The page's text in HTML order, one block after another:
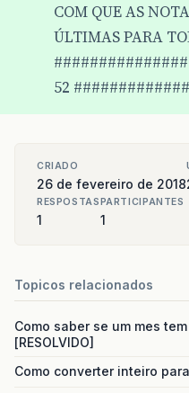
COM QUE AS
ÚLTIMAS PARA
52
CRIADO
26 de fevereiro de 2018
RESPOSTAS
1
PARTICIPANTES
1
Topicos relacionados
Como saber se um mes
[RESOLVIDO]
Como converter inteiro